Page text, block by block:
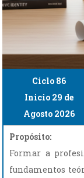
Ciclo 86
Inicio 29 de
Agosto 2026
Propósito:
Formar a
fundamentos